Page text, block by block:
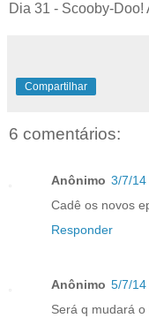
Dia 31 - Scooby-
Compartilhar
6 comentários:
Anônimo 3/7/
Cadê os novos
Responder
Anônimo 5/7/
Será q mudará